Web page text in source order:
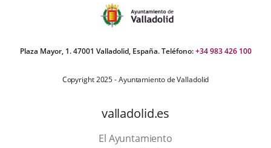
Plaza Mayor, 1. 47001 Valladolid, España. Teléfono:+34 983 426 100
Copyright 2025 - Ayuntamiento de Valladolid
valladolid.es
El Ayuntamiento